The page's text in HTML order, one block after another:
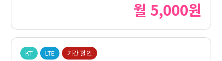
월 5,000원
KT LTE 기간 할인